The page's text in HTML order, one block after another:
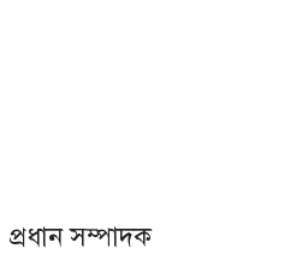
প্রধান সম্পাদক